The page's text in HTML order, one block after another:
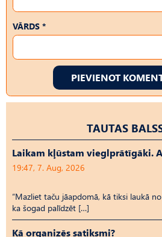
VĀRDS *
PIEVIENOT
TAUTAS
Laikam kļūstam vieglprātīgāki.
19:47, 7. Aug, 2026
“Mazliet taču jāapdomā, kā tiksi laukā
ka šogad palīdzēt […]
Kā organizēs satiksmi?